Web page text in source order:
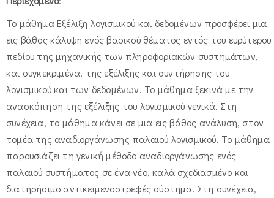
Το μάθημα Εξέλιξη λογισμικού και δεδομένων προσφέρει μια
εις βάθος κάλυψη ενός βασικού θέματος εντός του ευρύτερου
πεδίου της μηχανικής των πληροφοριακών συστημάτων,
και συγκεκριμένα, της εξέλιξης και συντήρησης του
λογισμικού και των δεδομένων. Το μάθημα ξεκινά με την
ανασκόπηση της εξέλιξης του λογισμικού γενικά. Στη
συνέχεια, το μάθημα κάνει σε μια εις βάθος ανάλυση, στον
τομέα της αναδιοργάνωσης παλαιού λογισμικού. Το μάθημα
παρουσιάζει τη γενική μέθοδο αναδιοργάνωσης ενός
παλαιού συστήματος σε ένα νέο, καλά σχεδιασμένο και
διατηρήσιμο αντικειμενοστρεφές σύστημα. Στη συνέχεια,